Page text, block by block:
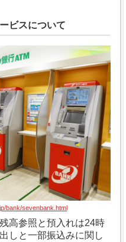
ビスについて
bank/sevenbank.html
高参照と預入れは24時
しと一部振込みに関し